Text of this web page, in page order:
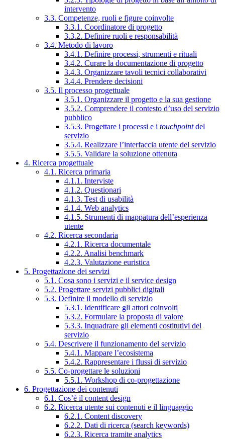
intervento
3.3. Competenze, ruoli e figure coinvolte
3.3.1. Coordinatore di progetto
3.3.2. Definire ruoli e responsabilità
3.4. Metodo di lavoro
3.4.1. Definire processi, strumenti e rituali
3.4.2. Curare la documentazione di progetto
3.4.3. Organizzare tavoli tecnici collaborativi
3.4.4. Prendere decisioni
3.5. Il processo progettuale
3.5.1. Organizzare il progetto e la sua gestione
3.5.2. Comprendere il contesto d’uso del servizio
pubblico
3.5.3. Progettare i processi e i touchpointdel
servizio
3.5.4. Realizzare l’interfaccia utente del servizio
3.5.5. Validare la soluzione ottenuta
4. Ricerca progettuale
4.1. Ricerca primaria
4.1.1. Interviste
4.1.2. Questionari
4.1.3. Test di usabilità
4.1.4. Web analytics
4.1.5. Strumenti di mappatura dell’esperienza
utente
4.2. Ricerca secondaria
4.2.1. Ricerca documentale
4.2.2. Analisi benchmark
4.2.3. Valutazione euristica
5. Progettazione dei servizi
5.1. Cosa sono i servizi e il service design
5.2. Progettare servizi pubblici digitali
5.3. Definire il modello di servizio
5.3.1. Identificare gli attori coinvolti
5.3.2. Formulare la proposta di valore
5.3.3. Inquadrare gli elementi costitutivi del
servizio
5.4. Descrivere il funzionamento del servizio
5.4.1. Mappare l’ecosistema
5.4.2. Rappresentare i flussi di servizio
5.5. Co-progettare le soluzioni
5.5.1. Workshop di co-progettazione
6. Progettazione dei contenuti
6.1. Cos’è il content design
6.2. Ricerca utente sui contenuti e il linguaggio
6.2.1. Content discovery
6.2.2. Dati di ricerca (search keywords)
6.2.3. Ricerca tramite analytics